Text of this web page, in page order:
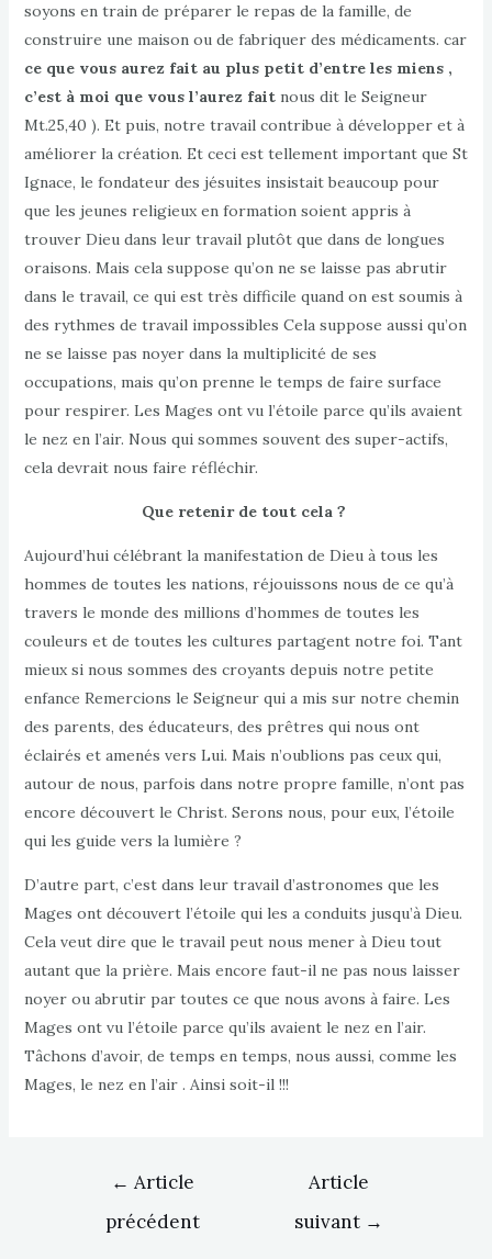
soyons en train de préparer le repas de la famille, de
construire une maison ou de fabriquer des médicaments. car
ce que vous aurez fait au plus petit d’entre les miens ,
c’est à moi que vous l’aurez fait nous dit le Seigneur
Mt.25,40 ). Et puis, notre travail contribue à développer et à
améliorer la création. Et ceci est tellement important que St
Ignace, le fondateur des jésuites insistait beaucoup pour
que les jeunes religieux en formation soient appris à
trouver Dieu dans leur travail plutôt que dans de longues
oraisons. Mais cela suppose qu’on ne se laisse pas abrutir
dans le travail, ce qui est très difficile quand on est soumis à
des rythmes de travail impossibles Cela suppose aussi qu’on
ne se laisse pas noyer dans la multiplicité de ses
occupations, mais qu’on prenne le temps de faire surface
pour respirer. Les Mages ont vu l’étoile parce qu’ils avaient
le nez en l’air. Nous qui sommes souvent des super-actifs,
cela devrait nous faire réfléchir.
Que retenir de tout cela ?
Aujourd’hui célébrant la manifestation de Dieu à tous les
hommes de toutes les nations, réjouissons nous de ce qu’à
travers le monde des millions d’hommes de toutes les
couleurs et de toutes les cultures partagent notre foi. Tant
mieux si nous sommes des croyants depuis notre petite
enfance Remercions le Seigneur qui a mis sur notre chemin
des parents, des éducateurs, des prêtres qui nous ont
éclairés et amenés vers Lui. Mais n’oublions pas ceux qui,
autour de nous, parfois dans notre propre famille, n’ont pas
encore découvert le Christ. Serons nous, pour eux, l’étoile
qui les guide vers la lumière ?
D’autre part, c’est dans leur travail d’astronomes que les
Mages ont découvert l’étoile qui les a conduits jusqu’à Dieu.
Cela veut dire que le travail peut nous mener à Dieu tout
autant que la prière. Mais encore faut-il ne pas nous laisser
noyer ou abrutir par toutes ce que nous avons à faire. Les
Mages ont vu l’étoile parce qu’ils avaient le nez en l’air.
Tâchons d’avoir, de temps en temps, nous aussi, comme les
Mages, le nez en l’air . Ainsi soit-il !!!
l’article
← Article
précédent
Article
suivant →